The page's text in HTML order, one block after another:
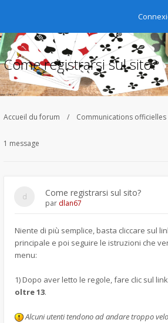
Come registrarsi sul sito?
Accueil du forum Communications officielles
1 message
Come registrarsi sul sito?
par dlan67
Niente di più semplice, basta cliccare sul
principale e poi seguire le istruzioni che
menu:
1) Dopo aver letto le regole, fare clic sul
oltre 13.
Alcuni utenti tendono ad andare troppo